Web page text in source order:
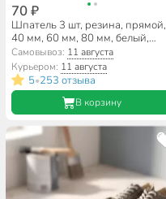
70 ₽
Шпатель 3 шт, резина, прямой,
40 мм, 60 мм, 80 мм, белый,
РемоКолор, 12-2-102
Самовывоз: 11 августа
Курьером: 11 августа
5•253 отзыва
В корзину